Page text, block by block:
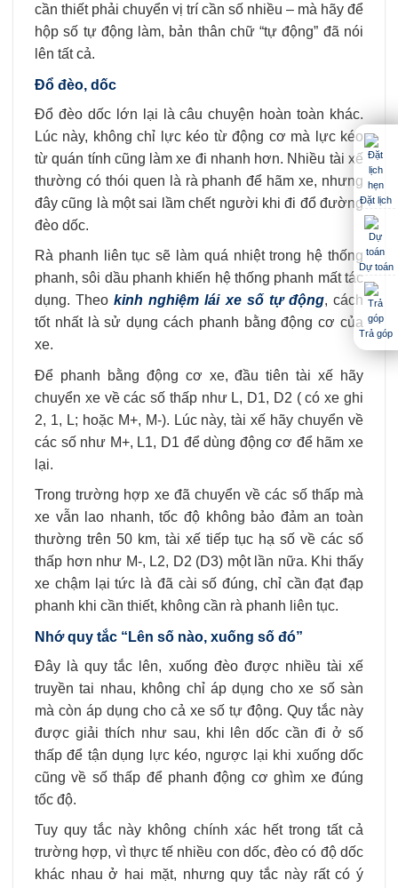
cần thiết phải chuyển vị trí cần số nhiều – mà hãy để
hộp số tự động làm, bản thân chữ “tự động” đã nói
lên tất cả.
Đổ đèo, dốc
Đổ đèo dốc lớn lại là câu chuyện hoàn toàn khác.
Lúc này, không chỉ lực kéo từ động cơ mà lực kéo
từ quán tính cũng làm xe đi nhanh hơn. Nhiều tài xế
thường có thói quen là rà phanh để hãm xe, nhưng
đây cũng là một sai lầm chết người khi đi đổ đường
đèo dốc.
Rà phanh liên tục sẽ làm quá nhiệt trong hệ thống
phanh, sôi dầu phanh khiến hệ thống phanh mất tác
dụng. Theokinh nghiệm lái xe số tự động, cách
tốt nhất là sử dụng cách phanh bằng động cơ của
xe.
Để phanh bằng động cơ xe, đầu tiên tài xế hãy
chuyển xe về các số thấp như L, D1, D2 ( có xe ghi
2, 1, L; hoặc M+, M-). Lúc này, tài xế hãy chuyển về
các số như M+, L1, D1 để dùng động cơ để hãm xe
lại.
Trong trường hợp xe đã chuyển về các số thấp mà
xe vẫn lao nhanh, tốc độ không bảo đảm an toàn
thường trên 50 km, tài xế tiếp tục hạ số về các số
thấp hơn như M-, L2, D2 (D3) một lần nữa. Khi thấy
xe chậm lại tức là đã cài số đúng, chỉ cần đạt đạp
phanh khi cần thiết, không cần rà phanh liên tục.
Nhớ quy tắc “Lên số nào, xuống số đó”
Đây là quy tắc lên, xuống đèo được nhiều tài xế
truyền tai nhau, không chỉ áp dụng cho xe số sàn
mà còn áp dụng cho cả xe số tự động. Quy tắc này
được giải thích như sau, khi lên dốc cần đi ở số
thấp để tận dụng lực kéo, ngược lại khi xuống dốc
cũng về số thấp để phanh động cơ ghìm xe đúng
tốc độ.
Tuy quy tắc này không chính xác hết trong tất cả
trường hợp, vì thực tế nhiều con dốc, đèo có độ dốc
khác nhau ở hai mặt, nhưng quy tắc này rất có ý
Đặt lịch
Dự toán
Trả góp